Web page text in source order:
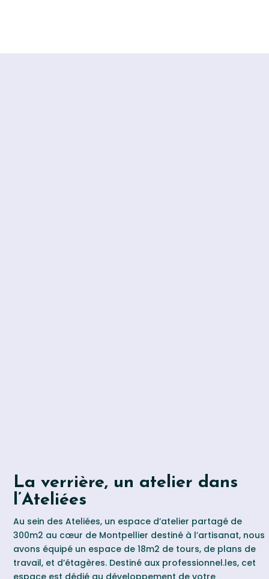
La verrière, un atelier dans
l’Ateliées
Au sein des Ateliées, un espace d’atelier partagé de
300m2 au cœur de Montpellier destiné à l’artisanat, nous
avons équipé un espace de 18m2 de tours, de plans de
travail, et d’étagères. Destiné aux professionnel.les, cet
espace est dédié au développement de votre